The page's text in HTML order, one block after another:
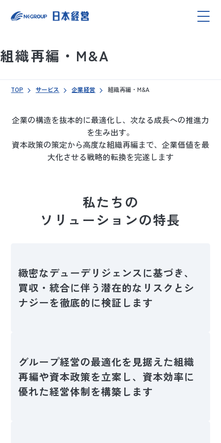
組織再編・M&A
TOP サービス 企業経営 組織再編・M&A
企業の構造を抜本的に最適化し、次なる成長への推進力
を生み出す。
資本政策の策定から高度な組織再編まで、企業価値を最
大化させる戦略的転換を完遂します
私たちの
ソリューションの特長
緻密なデューデリジェンスに基づき、
買収・統合に伴う潜在的なリスクとシ
ナジーを徹底的に検証します
グループ経営の最適化を見据えた組織
再編や資本政策を立案し、資本効率に
優れた経営体制を構築します